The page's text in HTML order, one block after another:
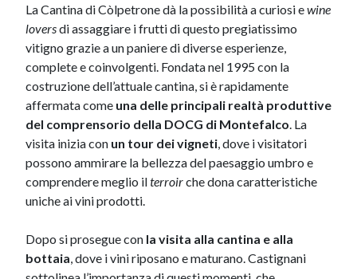
La Cantina di Còlpetrone dà la possibilità a curiosi ewine
loversdi assaggiare i frutti di questo pregiatissimo
vitigno grazie a un paniere di diverse esperienze,
complete e coinvolgenti. Fondata nel 1995 con la
costruzione dell’attuale cantina, si è rapidamente
affermata come una delle principali realtà produttive
del comprensorio della DOCG di Montefalco. La
visita inizia con un tour dei vigneti, dove i visitatori
possono ammirare la bellezza del paesaggio umbro e
comprendere meglio ilterroirche dona caratteristiche
uniche ai vini prodotti.
Dopo si prosegue con la visita alla cantina e alla
bottaia, dove i vini riposano e maturano. Castignani